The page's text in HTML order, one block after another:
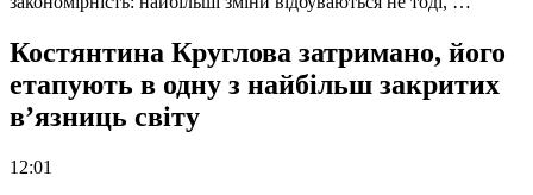
Костянтина Круглова затримано, його
етапують в одну з найбільш закритих
в’язниць світу
12:01